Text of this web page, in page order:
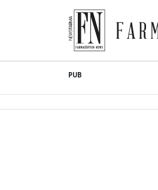
content
Farmacêutico News
PUB